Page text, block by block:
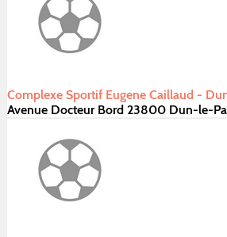
Complexe Sportif Eugene Caillaud -
Avenue Docteur Bord 23800 Dun-le-